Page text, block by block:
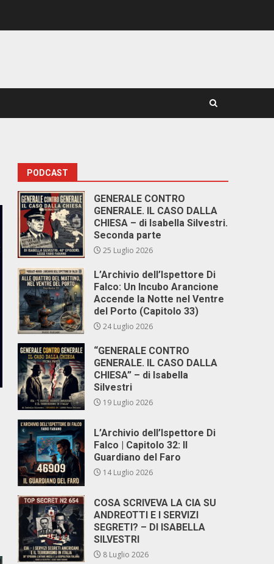
PODCAST
GENERALE CONTRO
GENERALE. IL CASO DALLA
CHIESA – di Isabella Silvestri.
Seconda parte
25 Luglio 2026
L’Archivio dell’Ispettore Di
Falco: Un Incubo Arancione
Accende la Notte nel Ventre
del Porto (Capitolo 33)
24 Luglio 2026
“GENERALE CONTRO
GENERALE. IL CASO DALLA
CHIESA” – di Isabella
Silvestri
19 Luglio 2026
L’Archivio dell’Ispettore Di
Falco | Capitolo 32: Il
Guardiano del Faro
14 Luglio 2026
COSA SCRIVEVA LA CIA SU
ANDREOTTI E I SERVIZI
SEGRETI? – DI ISABELLA
SILVESTRI
8 Luglio 2026